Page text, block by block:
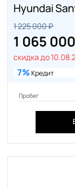
Hyundai
1 225 000 ₽
1 065
скидка до
7% Кредит
Пробег